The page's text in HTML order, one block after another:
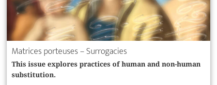
Matrices porteuses – Surrogacies
This issue explores practices of human and non-human
substitution.